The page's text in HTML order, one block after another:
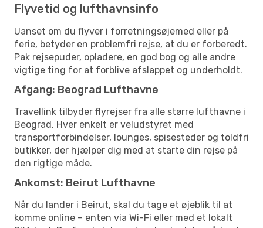
Flyvetid og lufthavnsinfo
Uanset om du flyver i forretningsøjemed eller på
ferie, betyder en problemfri rejse, at du er forberedt.
Pak rejsepuder, opladere, en god bog og alle andre
vigtige ting for at forblive afslappet og underholdt.
Afgang: Beograd Lufthavne
Travellink tilbyder flyrejser fra alle større lufthavne i
Beograd. Hver enkelt er veludstyret med
transportforbindelser, lounges, spisesteder og toldfri
butikker, der hjælper dig med at starte din rejse på
den rigtige måde.
Ankomst: Beirut Lufthavne
Når du lander i Beirut, skal du tage et øjeblik til at
komme online – enten via Wi-Fi eller med et lokalt